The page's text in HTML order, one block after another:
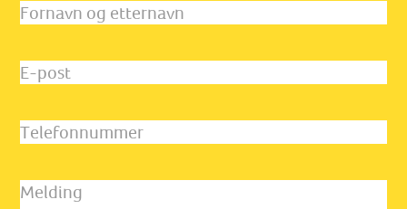
Fornavn
etternavn(Påkrevd)
E-
Telefonnummer
Melding